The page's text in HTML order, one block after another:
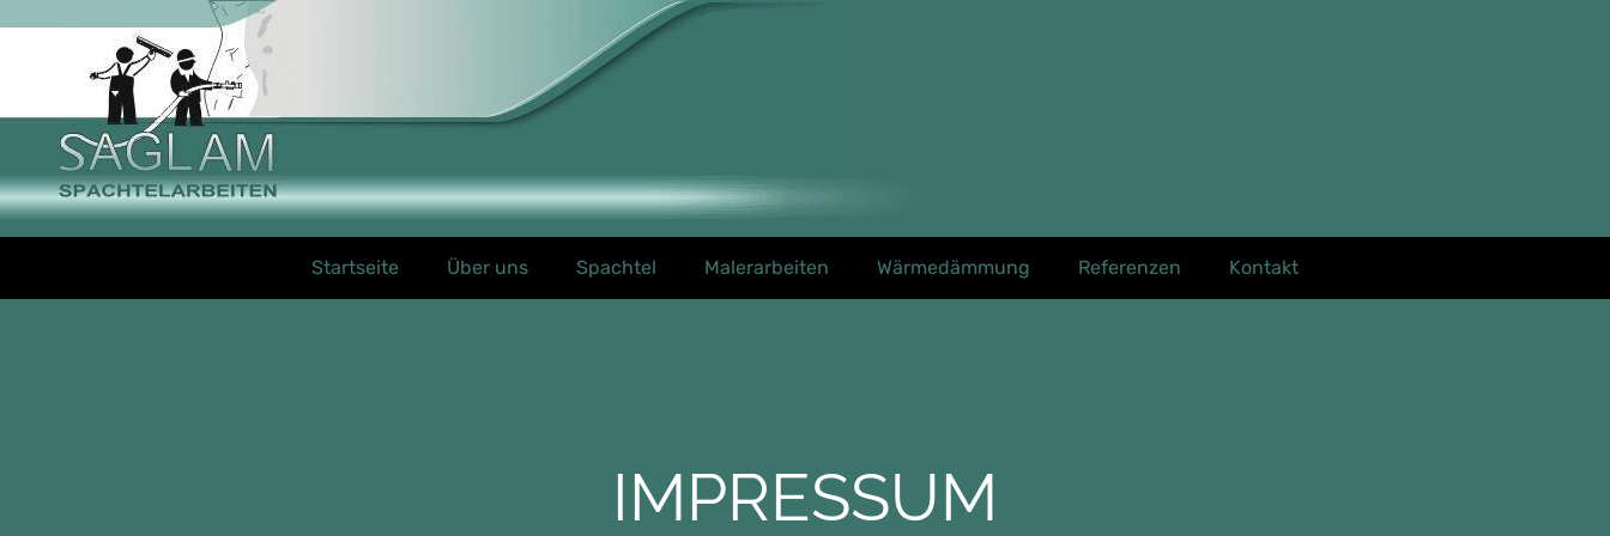
Startseite Über uns Spachtel Malerarbeiten Wärmedämmung Referenzen Kontakt
IMPRESSUM